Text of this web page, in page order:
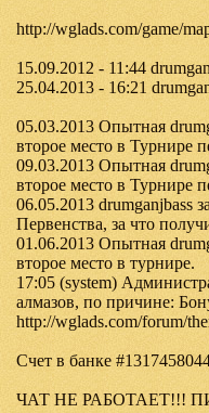
http://wglads.com/game/
15.09.2012 - 11:44
25.04.2013 - 16:21
05.03.2013 Опытная
второе место в Турнире
09.03.2013 Опытная
второе место в Турнире
06.05.2013 drumganjbass
Первенства, за что
01.06.2013 Опытная
второе место в турнире.
17:05 (system)
алмазов, по причине:
http://wglads.com/forum/
Счет в банке
ЧАТ НЕ РАБОТАЕТ!!!